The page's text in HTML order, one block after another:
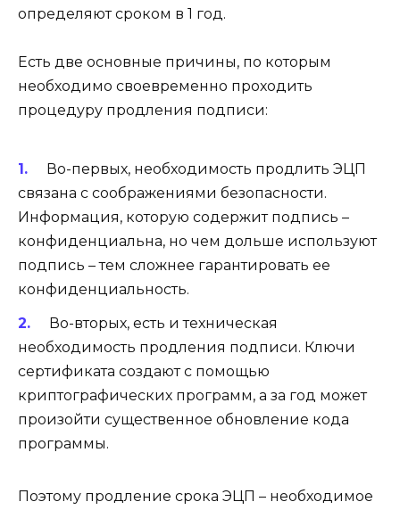
определяют сроком в 1 год.
Есть две основные причины, по которым
необходимо своевременно проходить
процедуру продления подписи:
Во-первых, необходимость продлить ЭЦП
связана с соображениями безопасности.
Информация, которую содержит подпись –
конфиденциальна, но чем дольше используют
подпись – тем сложнее гарантировать ее
конфиденциальность.
Во-вторых, есть и техническая
необходимость продления подписи. Ключи
сертификата создают с помощью
криптографических программ, а за год может
произойти существенное обновление кода
программы.
Поэтому продление срока ЭЦП – необходимое